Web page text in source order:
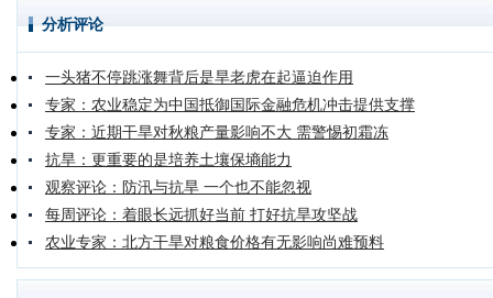
分析评论
一头猪不停跳涨舞背后是旱老虎在起逼迫作用
专家：农业稳定为中国抵御国际金融危机冲击提供支撑
专家：近期干旱对秋粮产量影响不大 需警惕初霜冻
抗旱：更重要的是培养土壤保墒能力
观察评论：防汛与抗旱 一个也不能忽视
每周评论：着眼长远抓好当前 打好抗旱攻坚战
农业专家：北方干旱对粮食价格有无影响尚难预料